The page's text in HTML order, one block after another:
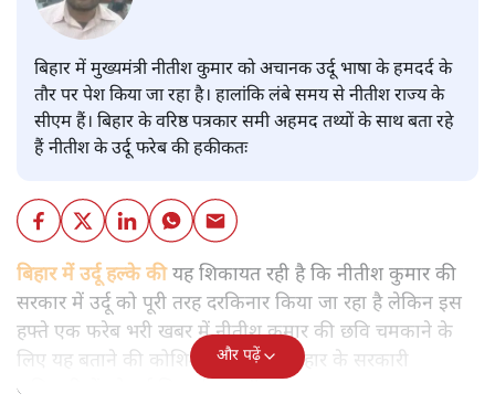
बिहार में मुख्यमंत्री नीतीश कुमार को अचानक उर्दू भाषा के हमदर्द के
तौर पर पेश किया जा रहा है। हालांकि लंबे समय से नीतीश राज्य के
सीएम हैं। बिहार के वरिष्ठ पत्रकार समी अहमद तथ्यों के साथ बता रहे
हैं नीतीश के उर्दू फरेब की हकीकतः
बिहार में उर्दू हल्के कीयह शिकायत रही है कि नीतीश कुमार की
सरकार में उर्दू को पूरी तरह दरकिनार किया जा रहा है लेकिन इस
हफ्ते एक फरेब भरी खबर में नीतीश कुमार की छवि चमकाने के
लिए यह बताने की कोशिश की गई कि बिहार के सरकारी
अधिकारियों को उर्दू सिखाई जाएगी।
और पढ़ें